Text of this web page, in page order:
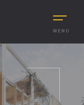
MENU